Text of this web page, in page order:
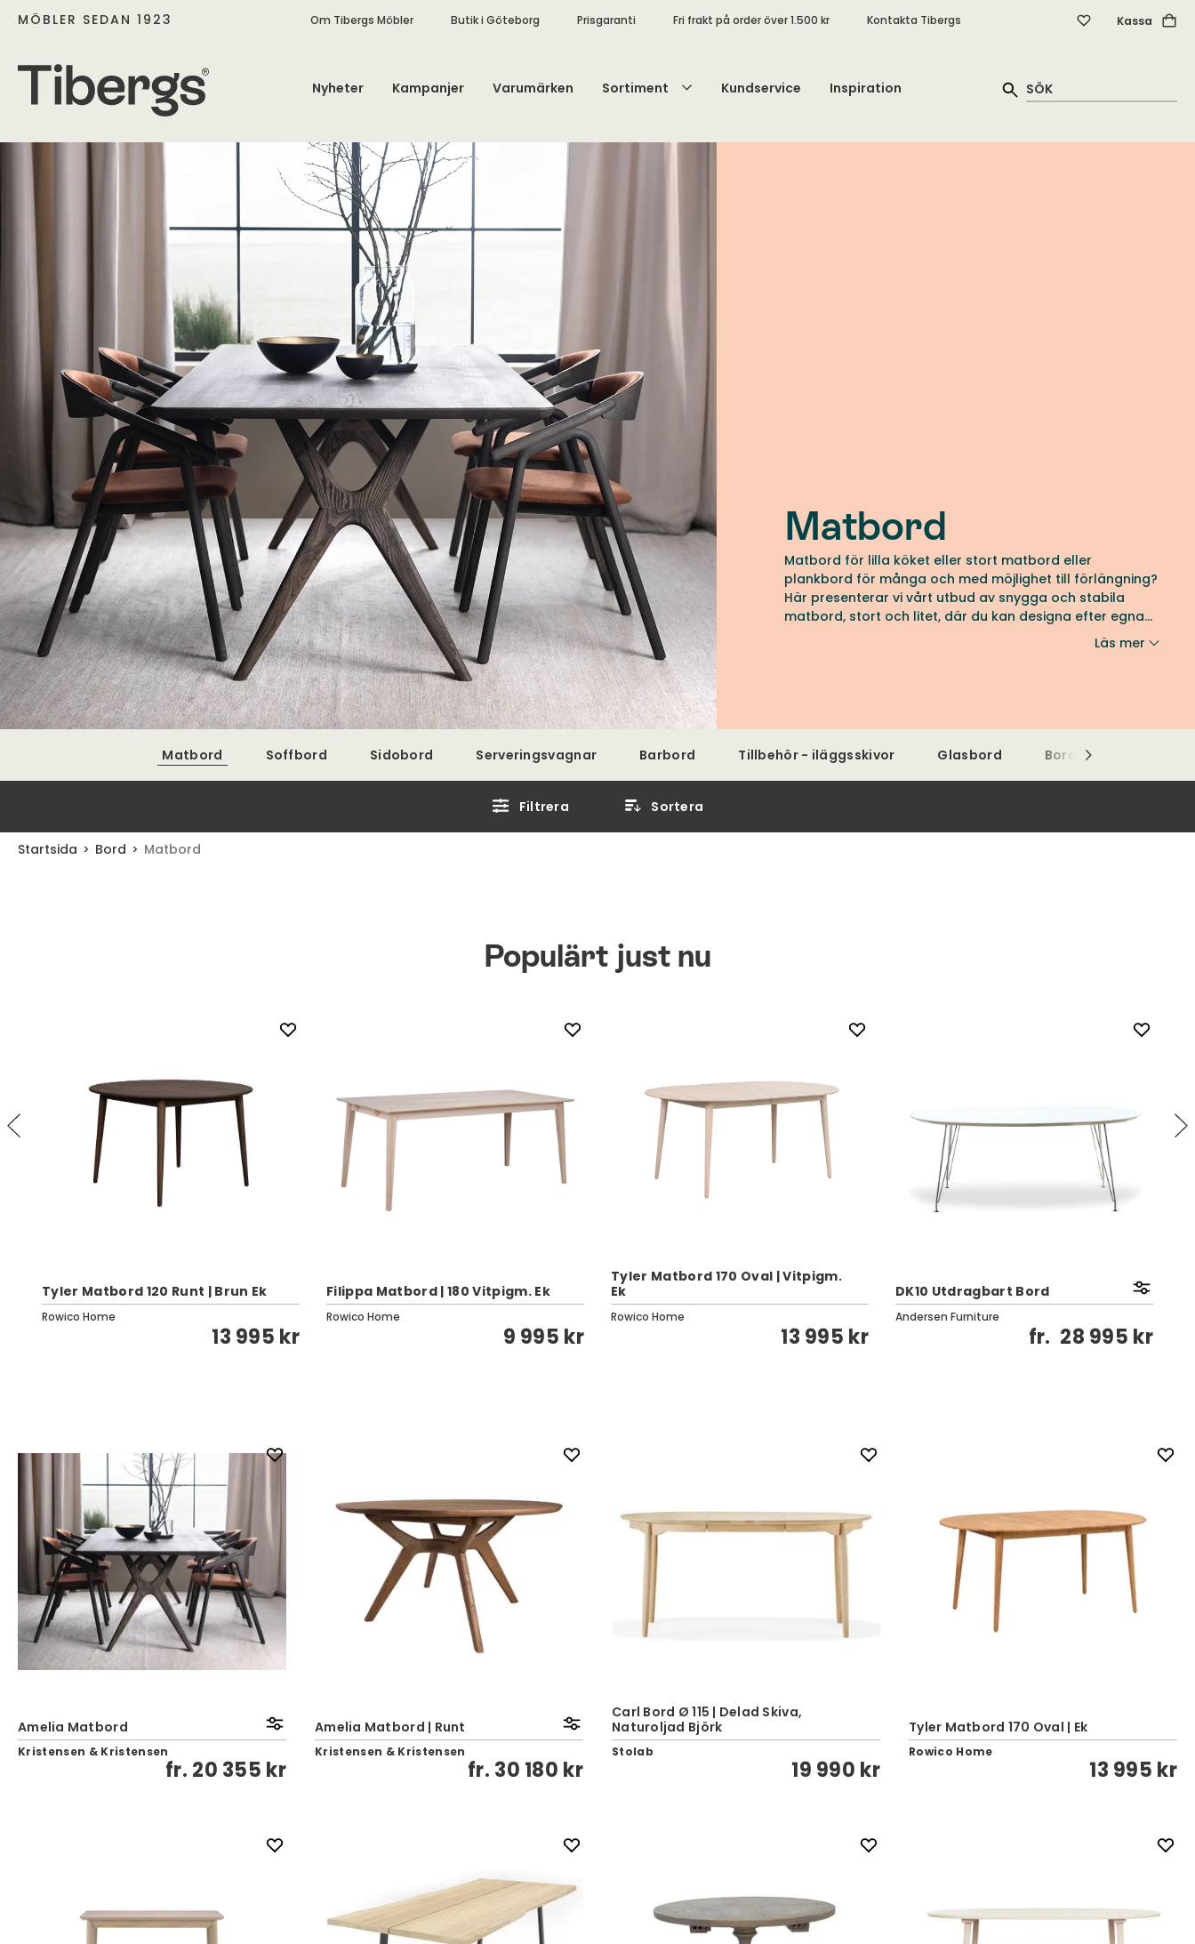
MÖBLER SEDAN 1923 Om Tibergs Möbler Butik i Göteborg Prisgaranti Fri frakt på order över 1.500 kr Kontakta Tibergs Kassa
Nyheter Kampanjer Varumärken Sortiment Kundservice Inspiration
Matbord
Matbord för lilla köket eller stort matbord eller
plankbord för många och med möjlighet till förlängning?
Här presenterar vi vårt utbud av snygga och stabila
matbord, stort och litet, där du kan designa efter egna
önskemål på typ, mått och färg, tex trä, laminat, ek, ask,
Läs mer
Matbord Soffbord Sidobord Serveringsvagnar Barbord Tillbehör - iläggsskivor Glasbord Bord med iläggsskiva
Filtrera Sortera
Startsida Bord Matbord
Populärt just nu
Tyler Matbord 120 Runt | Brun Ek
Rowico Home
13 995 kr
Filippa Matbord | 180 Vitpigm. Ek
Rowico Home
9 995 kr
Tyler Matbord 170 Oval | Vitpigm.
Ek
Rowico Home
13 995 kr
DK10 Utdragbart Bord
Andersen Furniture
fr. 28 995 kr
Amelia Matbord
Kristensen & Kristensen
fr. 20 355 kr
Amelia Matbord | Runt
Kristensen & Kristensen
fr. 30 180 kr
Carl Bord Ø 115 | Delad Skiva,
Naturoljad Björk
Stolab
19 990 kr
Tyler Matbord 170 Oval | Ek
Rowico Home
13 995 kr